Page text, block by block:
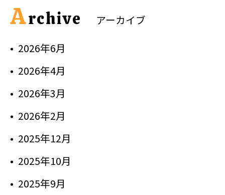
Archive
アーカイブ
2026年6月
2026年4月
2026年3月
2026年2月
2025年12月
2025年10月
2025年9月